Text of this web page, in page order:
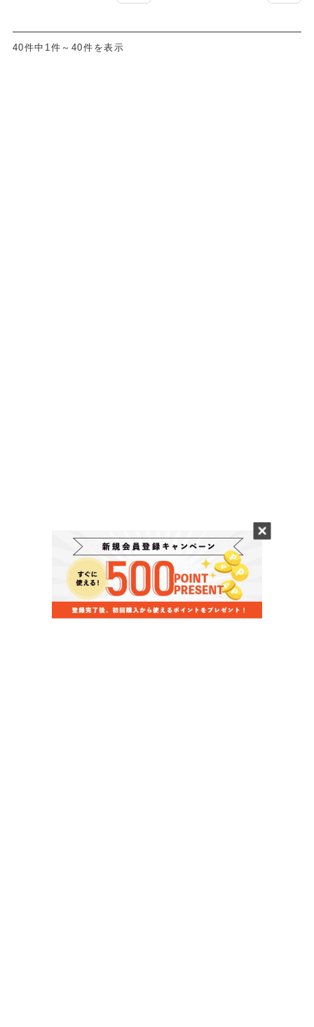
40件中1件～40件を表示